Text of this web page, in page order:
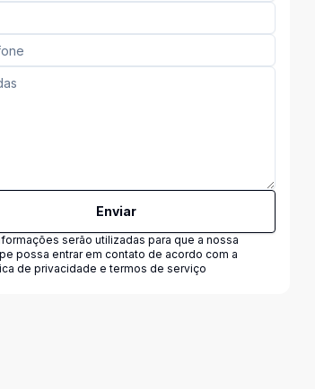
Enviar
serão utilizadas para que a nossa
possa entrar em contato de acordo com a
de privacidade e termos de serviço